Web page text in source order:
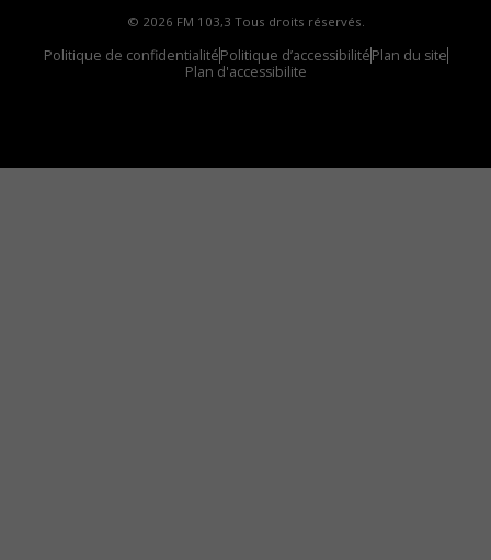
© 2026 FM 103,3 Tous droits réservés.
Politique de confidentialitéPolitique d’accessibilitéPlan du site
Plan d'accessibilite